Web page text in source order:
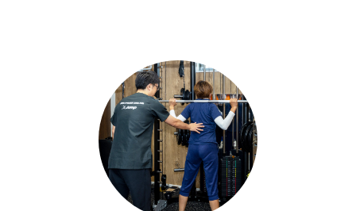
体験談
アクセス
お問い合わせ